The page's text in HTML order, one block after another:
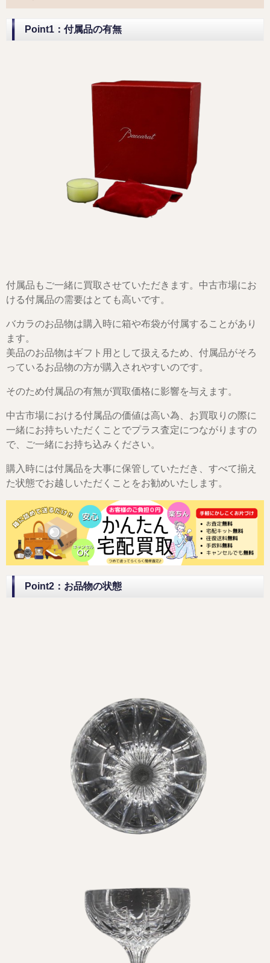
Point1：付属品の有無
付属品もご一緒に買取させていただきます。中古市場にお
ける付属品の需要はとても高いです。
バカラのお品物は購入時に箱や布袋が付属することがあり
ます。
美品のお品物はギフト用として扱えるため、付属品がそろ
っているお品物の方が購入されやすいのです。
そのため付属品の有無が買取価格に影響を与えます。
中古市場における付属品の価値は高い為、お買取りの際に
一緒にお持ちいただくことでプラス査定につながりますの
で、ご一緒にお持ち込みください。
購入時には付属品を大事に保管していただき、すべて揃え
た状態でお越しいただくことをお勧めいたします。
Point2：お品物の状態